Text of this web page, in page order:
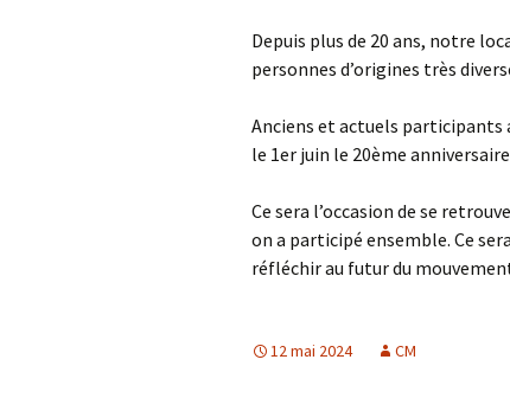
Depuis plus de 20 ans, notre
personnes d’origines très
Anciens et actuels participants
le 1er juin le 20ème
Ce sera l’occasion de se
on a participé ensemble. Ce
réfléchir au futur du
12 mai 2024 CM